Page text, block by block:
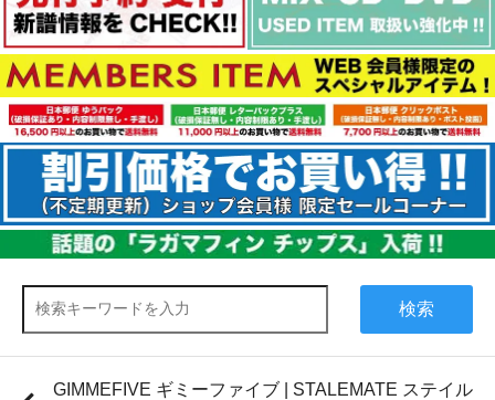
検索
GIMMEFIVE ギミーファイブ | STALEMATE ステイル